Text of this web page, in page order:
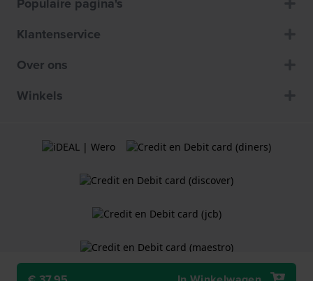
Populaire pagina's
Klantenservice
Over ons
Winkels